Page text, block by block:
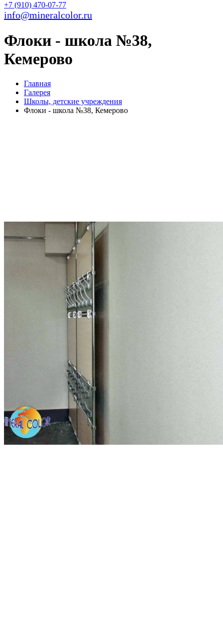
+7 (910) 470-07-77
info@mineralcolor.ru
Флоки - школа №38,
Кемерово
Главная
Галерея
Школы, детские учреждения
Флоки - школа №38, Кемерово